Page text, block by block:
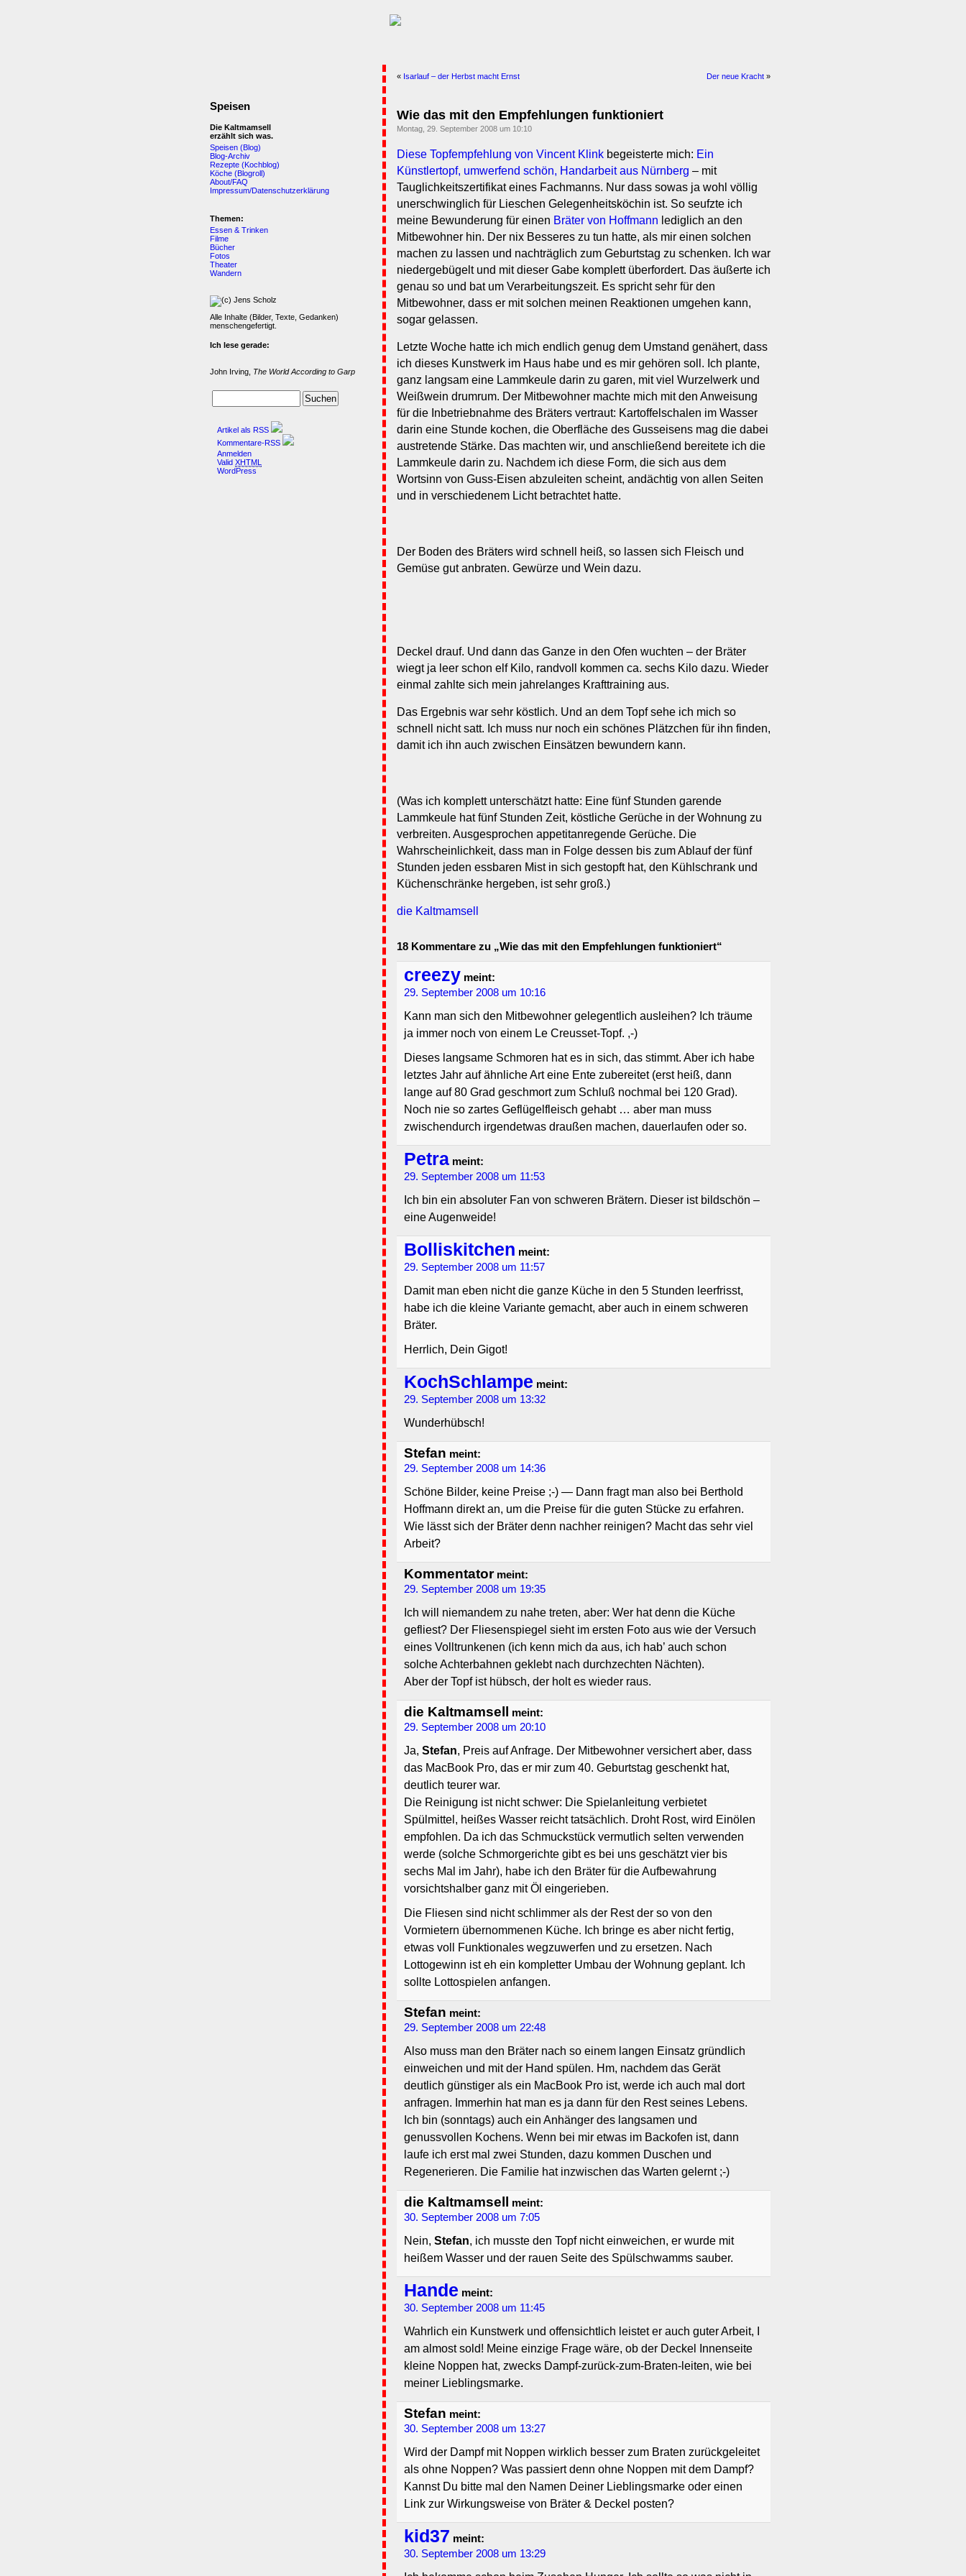
« Isarlauf – der Herbst macht Ernst Der neue Kracht »
Wie das mit den Empfehlungen funktioniert
Montag, 29. September 2008 um 10:10
Diese Topfempfehlung von Vincent Klink begeisterte mich: Ein
Künstlertopf, umwerfend schön, Handarbeit aus Nürnberg – mit
Tauglichkeitszertifikat eines Fachmanns. Nur dass sowas ja wohl völlig
unerschwinglich für Lieschen Gelegenheitsköchin ist. So seufzte ich
meine Bewunderung für einen Bräter von Hoffmann lediglich an den
Mitbewohner hin. Der nix Besseres zu tun hatte, als mir einen solchen
machen zu lassen und nachträglich zum Geburtstag zu schenken. Ich war
niedergebügelt und mit dieser Gabe komplett überfordert. Das äußerte ich
genau so und bat um Verarbeitungszeit. Es spricht sehr für den
Mitbewohner, dass er mit solchen meinen Reaktionen umgehen kann,
sogar gelassen.
Letzte Woche hatte ich mich endlich genug dem Umstand genähert, dass
ich dieses Kunstwerk im Haus habe und es mir gehören soll. Ich plante,
ganz langsam eine Lammkeule darin zu garen, mit viel Wurzelwerk und
Weißwein drumrum. Der Mitbewohner machte mich mit den Anweisung
für die Inbetriebnahme des Bräters vertraut: Kartoffelschalen im Wasser
darin eine Stunde kochen, die Oberfläche des Gusseisens mag die dabei
austretende Stärke. Das machten wir, und anschließend bereitete ich die
Lammkeule darin zu. Nachdem ich diese Form, die sich aus dem
Wortsinn von Guss-Eisen abzuleiten scheint, andächtig von allen Seiten
und in verschiedenem Licht betrachtet hatte.
Der Boden des Bräters wird schnell heiß, so lassen sich Fleisch und
Gemüse gut anbraten. Gewürze und Wein dazu.
Deckel drauf. Und dann das Ganze in den Ofen wuchten – der Bräter
wiegt ja leer schon elf Kilo, randvoll kommen ca. sechs Kilo dazu. Wieder
einmal zahlte sich mein jahrelanges Krafttraining aus.
Das Ergebnis war sehr köstlich. Und an dem Topf sehe ich mich so
schnell nicht satt. Ich muss nur noch ein schönes Plätzchen für ihn finden,
damit ich ihn auch zwischen Einsätzen bewundern kann.
(Was ich komplett unterschätzt hatte: Eine fünf Stunden garende
Lammkeule hat fünf Stunden Zeit, köstliche Gerüche in der Wohnung zu
verbreiten. Ausgesprochen appetitanregende Gerüche. Die
Wahrscheinlichkeit, dass man in Folge dessen bis zum Ablauf der fünf
Stunden jeden essbaren Mist in sich gestopft hat, den Kühlschrank und
Küchenschränke hergeben, ist sehr groß.)
die Kaltmamsell
18 Kommentare zu „Wie das mit den Empfehlungen funktioniert“
creezy meint:
29. September 2008 um 10:16
Kann man sich den Mitbewohner gelegentlich ausleihen? Ich träume
ja immer noch von einem Le Creusset-Topf. ,-)
Dieses langsame Schmoren hat es in sich, das stimmt. Aber ich habe
letztes Jahr auf ähnliche Art eine Ente zubereitet (erst heiß, dann
lange auf 80 Grad geschmort zum Schluß nochmal bei 120 Grad).
Noch nie so zartes Geflügelfleisch gehabt … aber man muss
zwischendurch irgendetwas draußen machen, dauerlaufen oder so.
Petra meint:
29. September 2008 um 11:53
Ich bin ein absoluter Fan von schweren Brätern. Dieser ist bildschön –
eine Augenweide!
Bolliskitchen meint:
29. September 2008 um 11:57
Damit man eben nicht die ganze Küche in den 5 Stunden leerfrisst,
habe ich die kleine Variante gemacht, aber auch in einem schweren
Bräter.
Herrlich, Dein Gigot!
KochSchlampe meint:
29. September 2008 um 13:32
Wunderhübsch!
Stefan meint:
29. September 2008 um 14:36
Schöne Bilder, keine Preise ;-) — Dann fragt man also bei Berthold
Hoffmann direkt an, um die Preise für die guten Stücke zu erfahren.
Wie lässt sich der Bräter denn nachher reinigen? Macht das sehr viel
Arbeit?
Kommentatormeint:
29. September 2008 um 19:35
Ich will niemandem zu nahe treten, aber: Wer hat denn die Küche
gefliest? Der Fliesenspiegel sieht im ersten Foto aus wie der Versuch
eines Volltrunkenen (ich kenn mich da aus, ich hab’ auch schon
solche Achterbahnen geklebt nach durchzechten Nächten).
Aber der Topf ist hübsch, der holt es wieder raus.
die Kaltmamsell meint:
29. September 2008 um 20:10
Ja, Stefan, Preis auf Anfrage. Der Mitbewohner versichert aber, dass
das MacBook Pro, das er mir zum 40. Geburtstag geschenkt hat,
deutlich teurer war.
Die Reinigung ist nicht schwer: Die Spielanleitung verbietet
Spülmittel, heißes Wasser reicht tatsächlich. Droht Rost, wird Einölen
empfohlen. Da ich das Schmuckstück vermutlich selten verwenden
werde (solche Schmorgerichte gibt es bei uns geschätzt vier bis
sechs Mal im Jahr), habe ich den Bräter für die Aufbewahrung
vorsichtshalber ganz mit Öl eingerieben.
Die Fliesen sind nicht schlimmer als der Rest der so von den
Vormietern übernommenen Küche. Ich bringe es aber nicht fertig,
etwas voll Funktionales wegzuwerfen und zu ersetzen. Nach
Lottogewinn ist eh ein kompletter Umbau der Wohnung geplant. Ich
sollte Lottospielen anfangen.
Stefan meint:
29. September 2008 um 22:48
Also muss man den Bräter nach so einem langen Einsatz gründlich
einweichen und mit der Hand spülen. Hm, nachdem das Gerät
deutlich günstiger als ein MacBook Pro ist, werde ich auch mal dort
anfragen. Immerhin hat man es ja dann für den Rest seines Lebens.
Ich bin (sonntags) auch ein Anhänger des langsamen und
genussvollen Kochens. Wenn bei mir etwas im Backofen ist, dann
laufe ich erst mal zwei Stunden, dazu kommen Duschen und
Regenerieren. Die Familie hat inzwischen das Warten gelernt ;-)
die Kaltmamsell meint:
30. September 2008 um 7:05
Nein, Stefan, ich musste den Topf nicht einweichen, er wurde mit
heißem Wasser und der rauen Seite des Spülschwamms sauber.
Hande meint:
30. September 2008 um 11:45
Wahrlich ein Kunstwerk und offensichtlich leistet er auch guter Arbeit, I
am almost sold! Meine einzige Frage wäre, ob der Deckel Innenseite
kleine Noppen hat, zwecks Dampf-zurück-zum-Braten-leiten, wie bei
meiner Lieblingsmarke.
Stefan meint:
30. September 2008 um 13:27
Wird der Dampf mit Noppen wirklich besser zum Braten zurückgeleitet
als ohne Noppen? Was passiert denn ohne Noppen mit dem Dampf?
Kannst Du bitte mal den Namen Deiner Lieblingsmarke oder einen
Link zur Wirkungsweise von Bräter & Deckel posten?
kid37 meint:
30. September 2008 um 13:29
Speisen
Die Kaltmamsell
erzählt sich was.
Speisen (Blog)
Blog-Archiv
Rezepte (Kochblog)
Köche (Blogroll)
About/FAQ
Impressum/Datenschutzerklärung
Themen:
Essen & Trinken
Filme
Bücher
Fotos
Theater
Wandern
Alle Inhalte (Bilder, Texte, Gedanken)
menschengefertigt.
Ich lese gerade:
John Irving, The World According to Garp
Artikel als RSS
Kommentare-RSS
Anmelden
Valid XHTML
WordPress